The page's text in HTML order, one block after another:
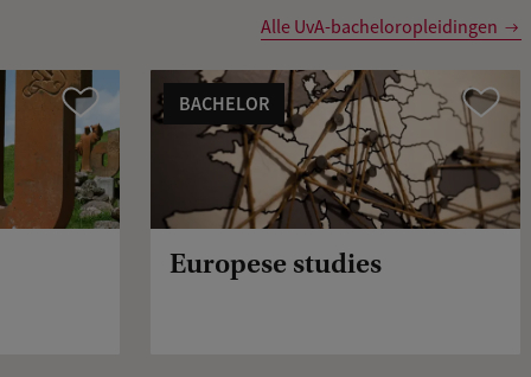
Alle UvA-bacheloropleidingen
Vergelijk Vergelijk
BACHELOR
Europese studies